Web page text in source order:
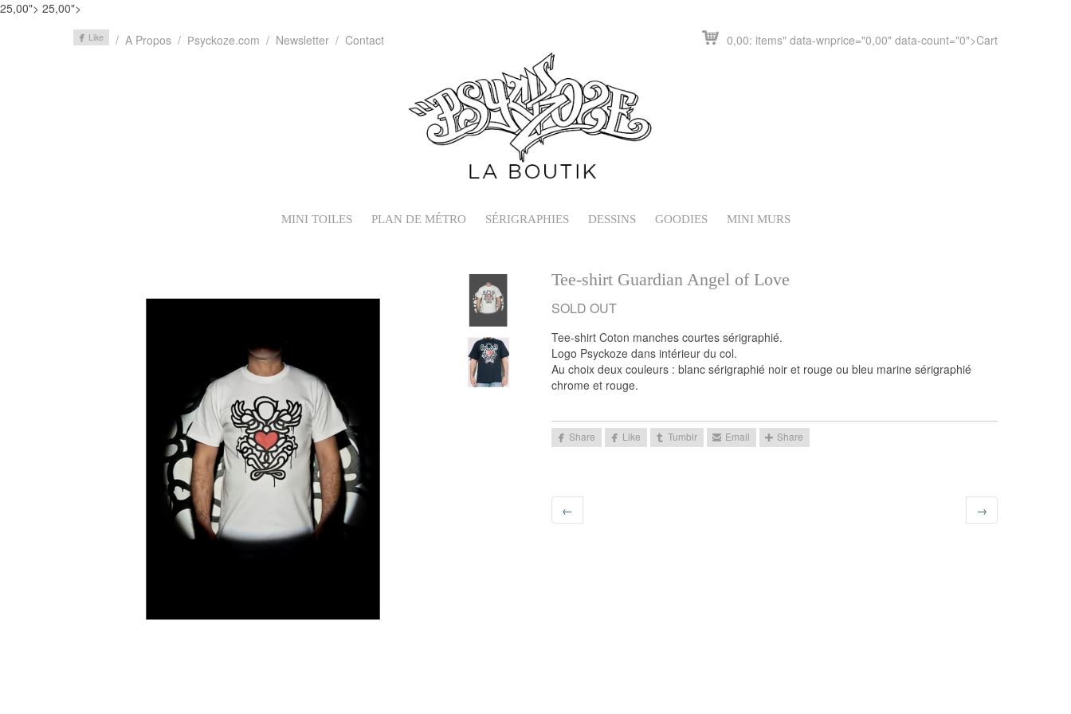
25,00"> 25,00">
A Propos
Psyckoze.com Newsletter Contact 0,00 " data-wnprice="0,00" data-count="0">Cart
MINI TOILES PLAN DE MÉTRO SÉRIGRAPHIES DESSINS GOODIES MINI MURS
Tee-shirt Guardian Angel of Love
Tee-shirt Coton manches courtes sérigraphié.
Logo Psyckoze dans intérieur du col.
Au choix deux couleurs : blanc sérigraphié noir et rouge ou bleu marine sérigraphié
chrome et rouge.
← →